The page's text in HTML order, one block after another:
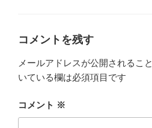
コメントを残す
メールアドレスが公開されるこ
いている欄は必須項目です
コメント ※